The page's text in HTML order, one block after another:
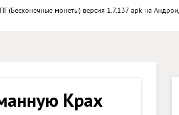
(Бесконечные монеты) версия 1.7.137 apk на
Крах